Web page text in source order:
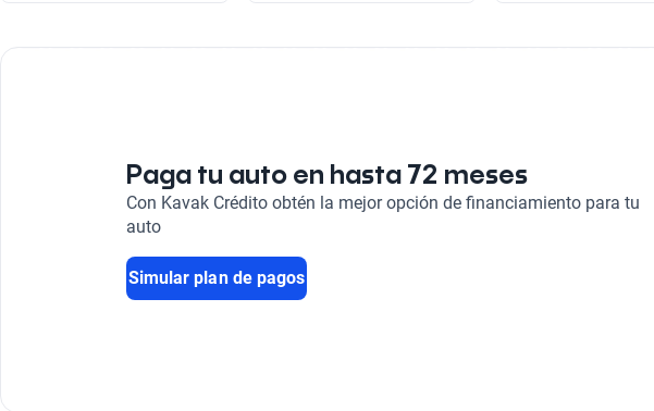
Paga tu auto en hasta 72 meses
Con Kavak Crédito obtén la mejor opción de financiamiento para tu
auto
Simular plan de pagos